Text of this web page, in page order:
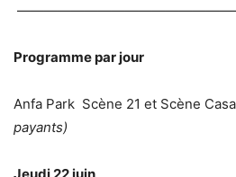
Programme par jour
Anfa Park Scène 21 et Scène
payants)